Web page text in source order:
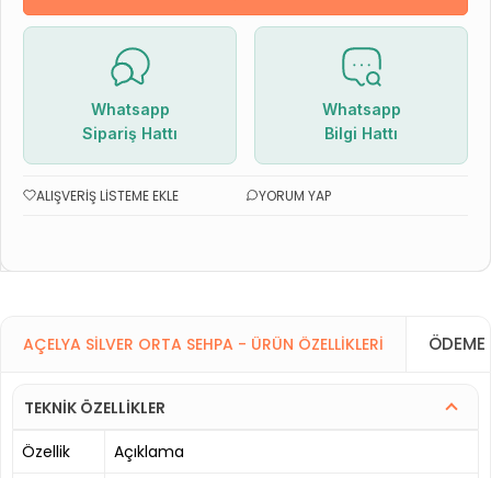
Whatsapp
Sipariş Hattı
Whatsapp
Bilgi Hattı
ALIŞVERIŞ LISTEME EKLE YORUM YAP
AÇELYA SILVER ORTA SEHPA - ÜRÜN ÖZELLIKLERI ÖDEME
TEKNİK ÖZELLİKLER
Özellik
Açıklama